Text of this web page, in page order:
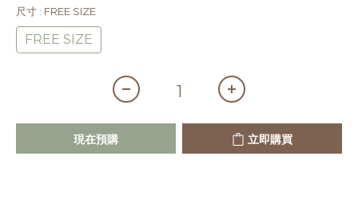
尺寸 : FREE SIZE
FREE SIZE
現在預購 立即購買